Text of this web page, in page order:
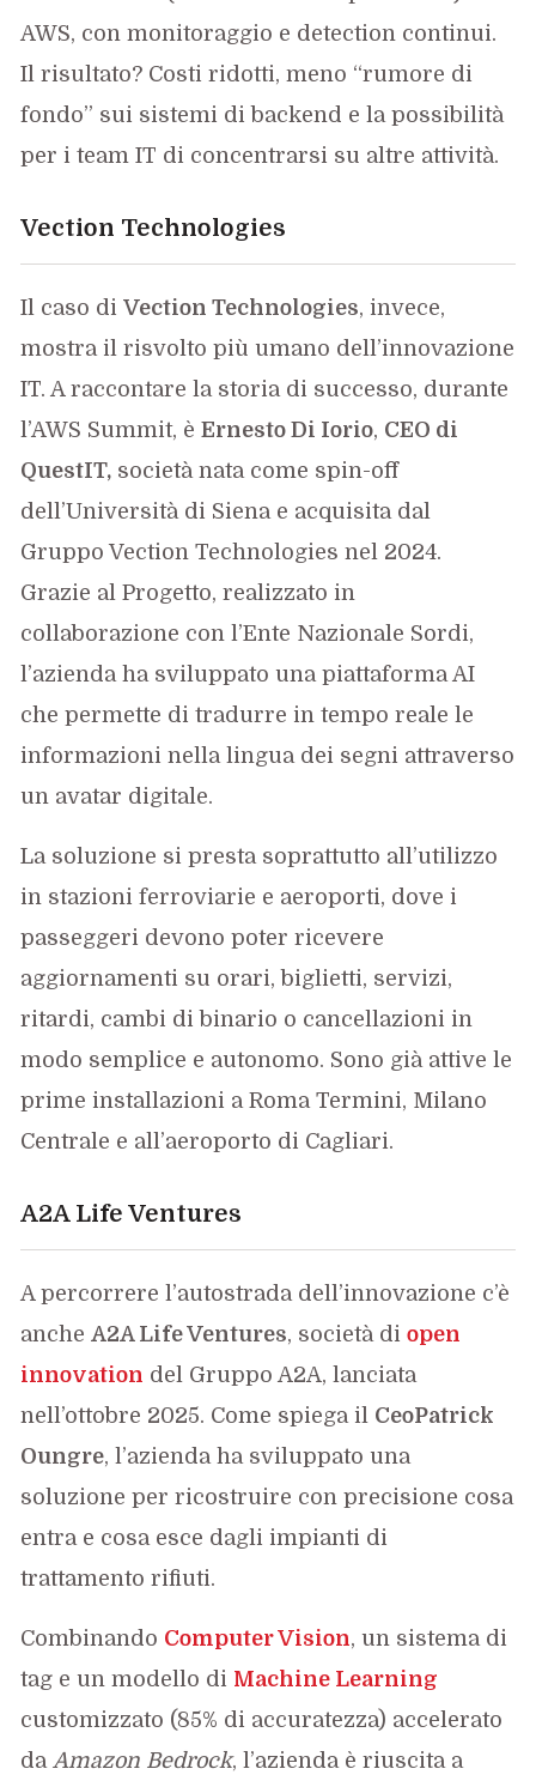
AWS, con monitoraggio e detection continui.
Il risultato? Costi ridotti, meno “rumore di
fondo” sui sistemi di backend e la possibilità
per i team IT di concentrarsi su altre attività.
Vection Technologies
Il caso diVection Technologies, invece,
mostra il risvolto più umano dell’innovazione
IT. A raccontare la storia di successo, durante
l’AWS Summit, èErnesto Di Iorio, CEO di
QuestIT, società nata come spin-off
dell’Università di Siena e acquisita dal
Gruppo Vection Technologies nel 2024.
Grazie al Progetto, realizzato in
collaborazione con l’Ente Nazionale Sordi,
l’azienda ha sviluppato una piattaforma AI
che permette di tradurre in tempo reale le
informazioni nella lingua dei segni attraverso
un avatar digitale.
La soluzione si presta soprattutto all’utilizzo
in stazioni ferroviarie e aeroporti, dove i
passeggeri devono poter ricevere
aggiornamenti su orari, biglietti, servizi,
ritardi, cambi di binario o cancellazioni in
modo semplice e autonomo. Sono già attive le
prime installazioni a Roma Termini, Milano
Centrale e all’aeroporto di Cagliari.
A2A Life Ventures
A percorrere l’autostrada dell’innovazione c’è
ancheA2A Life Ventures, società diopen
innovation del Gruppo A2A, lanciata
nell’ottobre 2025. Come spiega il CeoPatrick
Oungre, l’azienda ha sviluppato una
soluzione per ricostruire con precisione cosa
entra e cosa esce dagli impianti di
trattamento rifiuti.
Combinando Computer Vision, un sistema di
tag e un modello di Machine Learning
customizzato (85% di accuratezza) accelerato
da Amazon Bedrock, l’azienda è riuscita a